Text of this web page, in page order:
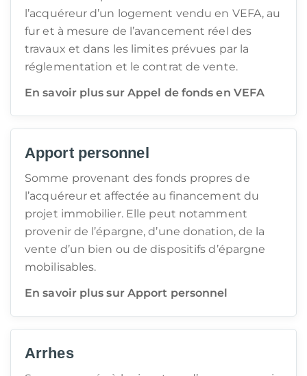
l’acquéreur d’un logement vendu en VEFA, au
fur et à mesure de l’avancement réel des
travaux et dans les limites prévues par la
réglementation et le contrat de vente.
En savoir plus sur Appel de fonds en VEFA
Apport personnel
Somme provenant des fonds propres de
l’acquéreur et affectée au financement du
projet immobilier. Elle peut notamment
provenir de l’épargne, d’une donation, de la
vente d’un bien ou de dispositifs d’épargne
mobilisables.
En savoir plus sur Apport personnel
Arrhes